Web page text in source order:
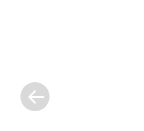
Entrada
anterior